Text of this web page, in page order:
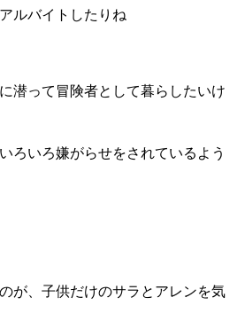
ルバイトしたりね
潜って冒険者として暮らしたいけ
ろいろ嫌がらせをされているよう
が、子供だけのサラとアレンを気